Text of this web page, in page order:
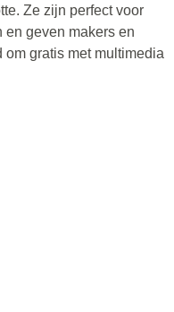
Ze zijn perfect voor
geven makers en
gratis met multimedia